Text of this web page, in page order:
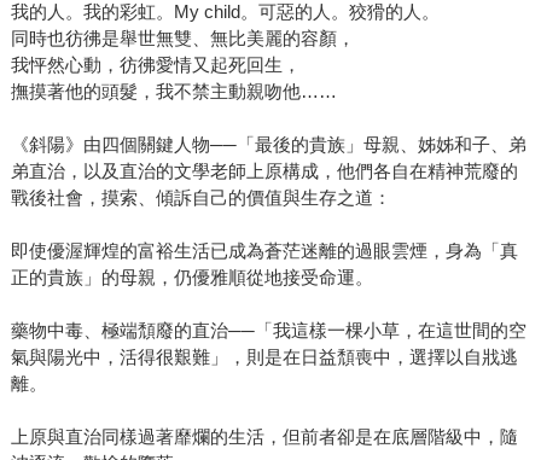
我的人。我的彩虹。My child。可惡的人。狡猾的人。
同時也彷彿是舉世無雙、無比美麗的容顏，
我怦然心動，彷彿愛情又起死回生，
撫摸著他的頭髮，我不禁主動親吻他……
《斜陽》由四個關鍵人物──「最後的貴族」母親、姊姊和子、弟
弟直治，以及直治的文學老師上原構成，他們各自在精神荒廢的
戰後社會，摸索、傾訴自己的價值與生存之道：
即使優渥輝煌的富裕生活已成為蒼茫迷離的過眼雲煙，身為「真
正的貴族」的母親，仍優雅順從地接受命運。
藥物中毒、極端頹廢的直治──「我這樣一棵小草，在這世間的空
氣與陽光中，活得很艱難」，則是在日益頹喪中，選擇以自戕逃
離。
上原與直治同樣過著靡爛的生活，但前者卻是在底層階級中，隨